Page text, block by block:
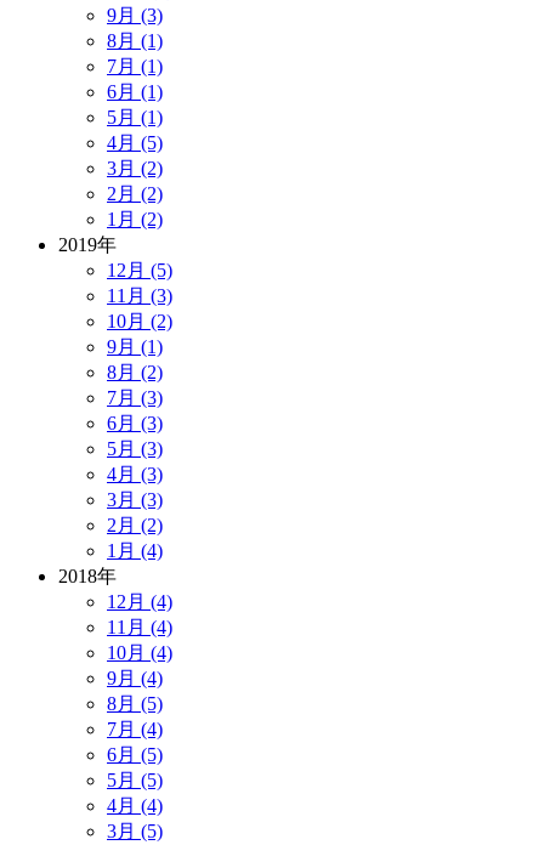
9月 (3)
8月 (1)
7月 (1)
6月 (1)
5月 (1)
4月 (5)
3月 (2)
2月 (2)
1月 (2)
2019年
12月 (5)
11月 (3)
10月 (2)
9月 (1)
8月 (2)
7月 (3)
6月 (3)
5月 (3)
4月 (3)
3月 (3)
2月 (2)
1月 (4)
2018年
12月 (4)
11月 (4)
10月 (4)
9月 (4)
8月 (5)
7月 (4)
6月 (5)
5月 (5)
4月 (4)
3月 (5)